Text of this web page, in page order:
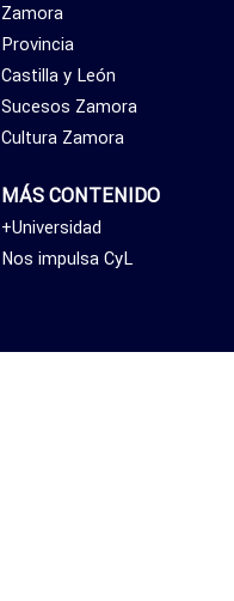
Zamora
Provincia
Castilla y León
Sucesos Zamora
Cultura Zamora
MÁS CONTENIDO
+Universidad
Nos impulsa CyL